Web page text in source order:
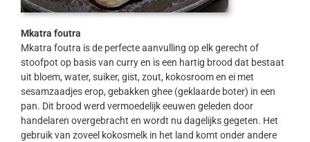
Mkatra foutra
Mkatra foutra is de perfecte aanvulling op elk gerecht of
stoofpot op basis van curry en is een hartig brood dat bestaat
uit bloem, water, suiker, gist, zout, kokosroom en ei met
sesamzaadjes erop, gebakken ghee (geklaarde boter) in een
pan. Dit brood werd vermoedelijk eeuwen geleden door
handelaren overgebracht en wordt nu dagelijks gegeten. Het
gebruik van zoveel kokosmelk in het land komt onder andere